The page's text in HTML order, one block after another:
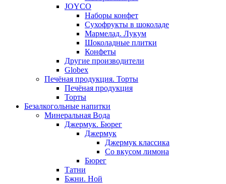
JOYCO
Наборы конфет
Сухофрукты в шоколаде
Мармелад. Лукум
Шоколадные плитки
Конфеты
Другие производители
Globex
Печёная продукция. Торты
Печёная продукция
Торты
Безалкогольные напитки
Минеральная Вода
Джермук. Бюрег
Джермук
Джермук классика
Со вкусом лимона
Бюрег
Татни
Бжни. Ной